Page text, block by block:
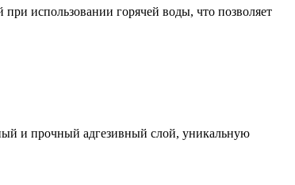
использовании горячей воды, что позволяет
и прочный адгезивный слой, уникальную